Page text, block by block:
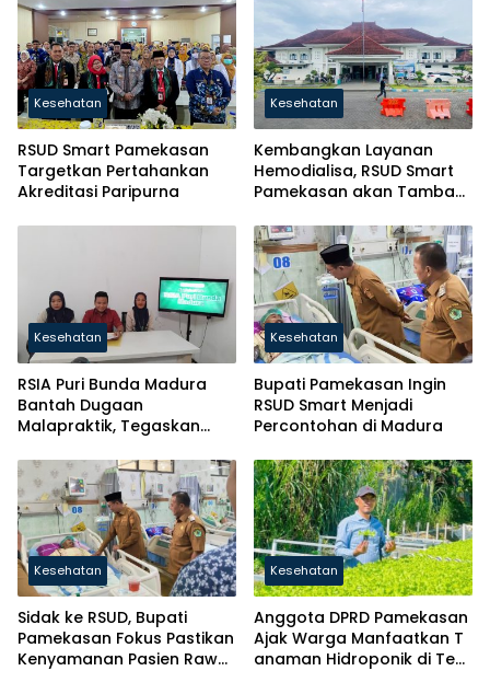
Kesehatan
RSUD Smart Pamekasan
Targetkan Pertahankan
Akreditasi Paripurna
Kesehatan
Kembangkan Layanan
Hemodialisa, RSUD Smart
Pamekasan akan Tambah
Kesehatan
RSIA Puri Bunda Madura
Bantah Dugaan
Malapraktik, Tegaskan
Sesuai Undang-Undang
Kesehatan
Bupati Pamekasan Ingin
RSUD Smart Menjadi
Percontohan di Madura
Kesehatan
Sidak ke RSUD, Bupati
Pamekasan Fokus Pastikan
Kenyamanan Pasien Rawat
Kesehatan
Anggota DPRD Pamekasan
Ajak Warga Manfaatkan T
anaman Hidroponik di Ten